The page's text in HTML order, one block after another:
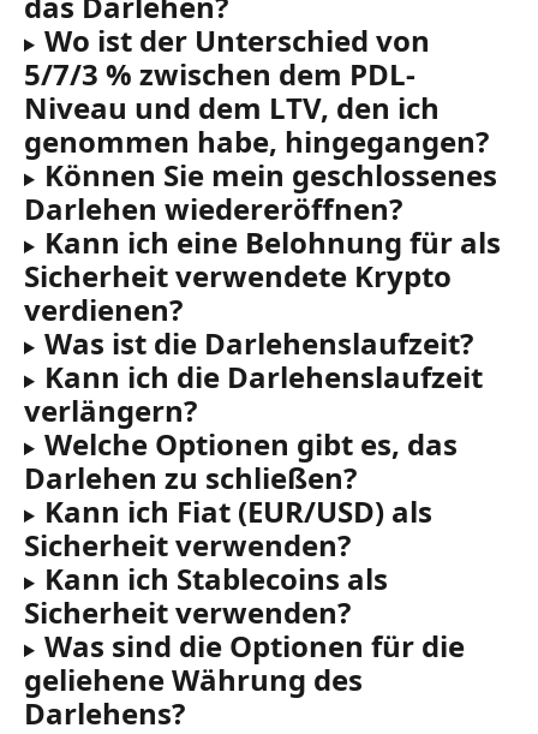
Wo ist der Unterschied von
5/7/3 % zwischen dem PDL-
Niveau und dem LTV, den ich
genommen habe, hingegangen?
Können Sie mein geschlossenes
Darlehen wiedereröffnen?
Kann ich eine Belohnung für als
Sicherheit verwendete Krypto
verdienen?
Was ist die Darlehenslaufzeit?
Kann ich die Darlehenslaufzeit
verlängern?
Welche Optionen gibt es, das
Darlehen zu schließen?
Kann ich Fiat (EUR/USD) als
Sicherheit verwenden?
Kann ich Stablecoins als
Sicherheit verwenden?
Was sind die Optionen für die
geliehene Währung des
Darlehens?